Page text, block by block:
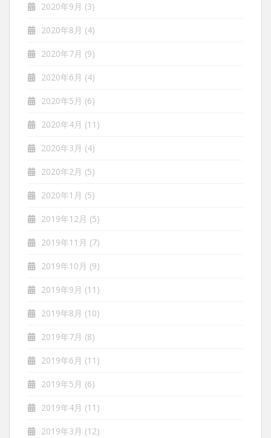
2020年9月 (3)
2020年8月 (4)
2020年7月 (9)
2020年6月 (4)
2020年5月 (6)
2020年4月 (11)
2020年3月 (4)
2020年2月 (5)
2020年1月 (5)
2019年12月 (5)
2019年11月 (7)
2019年10月 (9)
2019年9月 (11)
2019年8月 (10)
2019年7月 (8)
2019年6月 (11)
2019年5月 (6)
2019年4月 (11)
2019年3月 (12)